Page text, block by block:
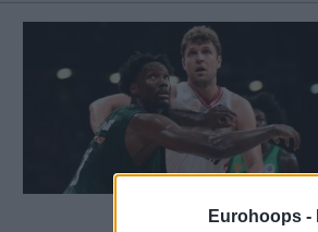
Eurohoops -